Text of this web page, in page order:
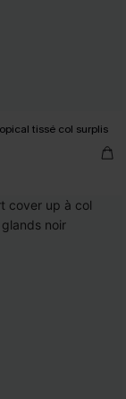
tissé col surplis